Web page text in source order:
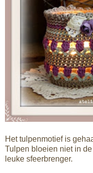
Het tulpenmotief is
Tulpen bloeien niet in
leuke sfeerbrenger.